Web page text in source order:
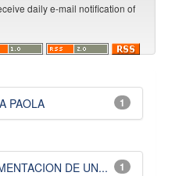
daily e-mail notification of
1
PAOLA
1
DE UN...